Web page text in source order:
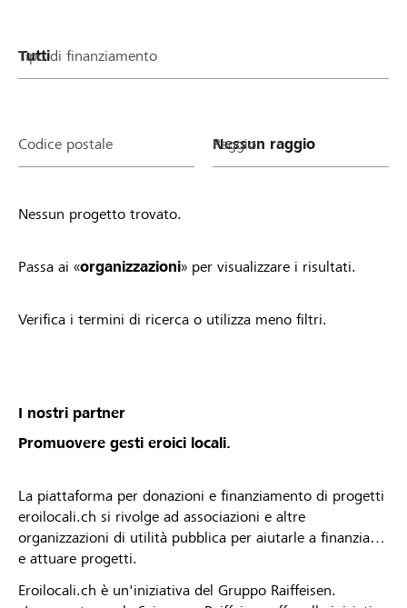
Tipo di finanziamento
Codice postale Raggio
Nessun progetto trovato.
Passa ai «organizzazioni» per visualizzare i risultati.
Verifica i termini di ricerca o utilizza meno filtri.
I nostri partner
Promuovere gesti eroici locali.
La piattaforma per donazioni e finanziamento di progetti
eroilocali.ch si rivolge ad associazioni e altre
organizzazioni di utilità pubblica per aiutarle a finanziare
e attuare progetti.
Eroilocali.ch è un'iniziativa del Gruppo Raiffeisen.